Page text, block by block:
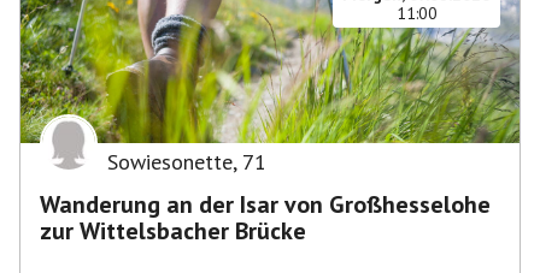
11:00
Sowiesonette, 71
Wanderung an der Isar von Großhesselohe
zur Wittelsbacher Brücke